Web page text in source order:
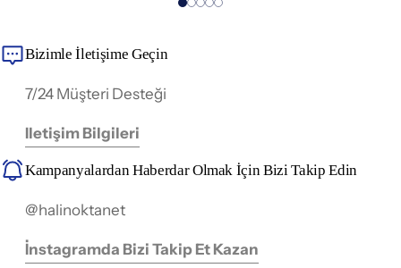
Bizimle İletişime Geçin
7/24 Müşteri Desteği
Iletişim Bilgileri
Kampanyalardan Haberdar Olmak İçin Bizi Takip Edin
@halinoktanet
İnstagramda Bizi Takip Et Kazan